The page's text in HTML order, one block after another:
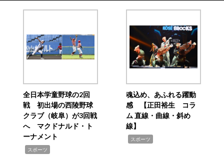
全日本学童野球の2回
戦 初出場の西陵野球
クラブ（岐阜）が3回戦
へ マクドナルド・ト
ーナメント
スポーツ
魂込め、あふれる躍動
感 【正田裕生 コラ
ム 直線・曲線・斜め
線】
スポーツ